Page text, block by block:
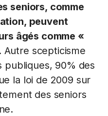
seniors, comme
peuvent
âgés comme «
Autre scepticisme
publiques, 90% des
la loi de 2009 sur
des seniors